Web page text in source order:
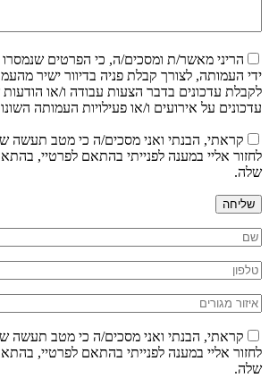
הריני מאשר/ת ומסכים/ה, כי הפרטים שנמסרו
ידי העמותה, לצורך קבלת פניה בדיוור ישיר
לקבלת עדכונים בדבר הצעות עבודה ו/או הודעות
עדכונים על אירועים ו/או פעילויות העמותה
קראתי, הבנתי ואני מסכים/ה כי מטב תעשה
לחזור אליי במענה לפנייתי בהתאם לפרטיי,
שלה.
שליחה
קראתי, הבנתי ואני מסכים/ה כי מטב תעשה
לחזור אליי במענה לפנייתי בהתאם לפרטיי,
שלה.